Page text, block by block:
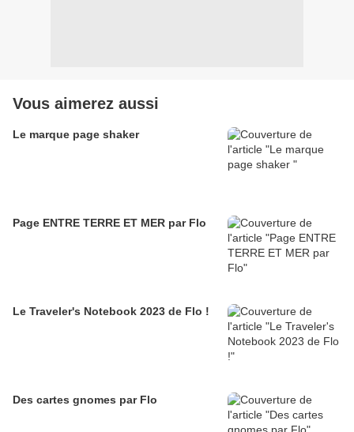
Vous aimerez aussi
Le marque page shaker
Page ENTRE TERRE ET MER par Flo
Le Traveler's Notebook 2023 de Flo !
Des cartes gnomes par Flo